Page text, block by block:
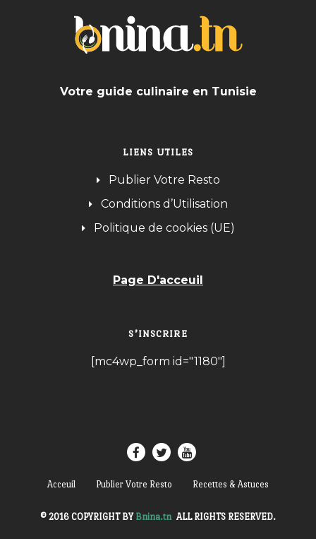
Votre guide culinaire en Tunisie
LIENS UTILES
Publier Votre Resto
Conditions d’Utilisation
Politique de cookies (UE)
Page D'acceuil
S’INSCRIRE
[mc4wp_form id="1180"]
Acceuil Publier Votre Resto Recettes & Astuces
© 2016 COPYRIGHT BY Bnina.tn ALL RIGHTS RESERVED.